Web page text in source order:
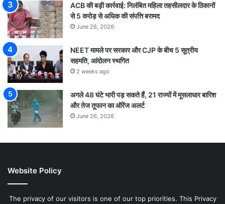
ACB की बड़ी कार्रवाई: निलंबित महिला तहसीलदार के ठिकानों
से 5 करोड़ से अधिक की संपत्ति बरामद
June 26, 2026
NEET मामले पर सरकार और CJP के बीच 5 सूत्रीय
सहमति, आंदोलन स्थगित
2 weeks ago
अगले 48 घंटे भारी पड़ सकते हैं, 21 राज्यों में मूसलाधार बारिश
और तेज तूफान का ऑरेंज अलर्ट
June 26, 2026
Website Policy
The privacy of our visitors is one of our top priorities. This Privacy